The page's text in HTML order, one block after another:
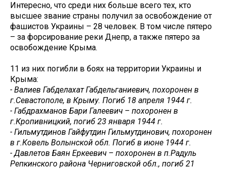
Интересно, что среди них больше всего тех, кто
высшее звание страны получил за освобождение от
фашистов Украины – 28 человек. В том числе пятеро
– за форсирование реки Днепр, а также пятеро за
освобождение Крыма.
11 из них погибли в боях на территории Украины и
Крыма:
- Валиев Габделахат Габдельганиевич, похоронен в
г.Севастополе, в Крыму. Погиб 18 апреля 1944 г.
- Габдрахманов Бари Галеевич – похоронен в
г.Кропивницкий, погиб 23 января 1944 г.
- Гильмутдинов Гайфутдин Гильмутдинович, похоронен
в г.Ковель Волынской обл. Погиб в июне 1944 г.
- Давлетов Баян Еркеевич – похоронен в п.Радуль
Репкинского района Черниговской обл., погиб 21